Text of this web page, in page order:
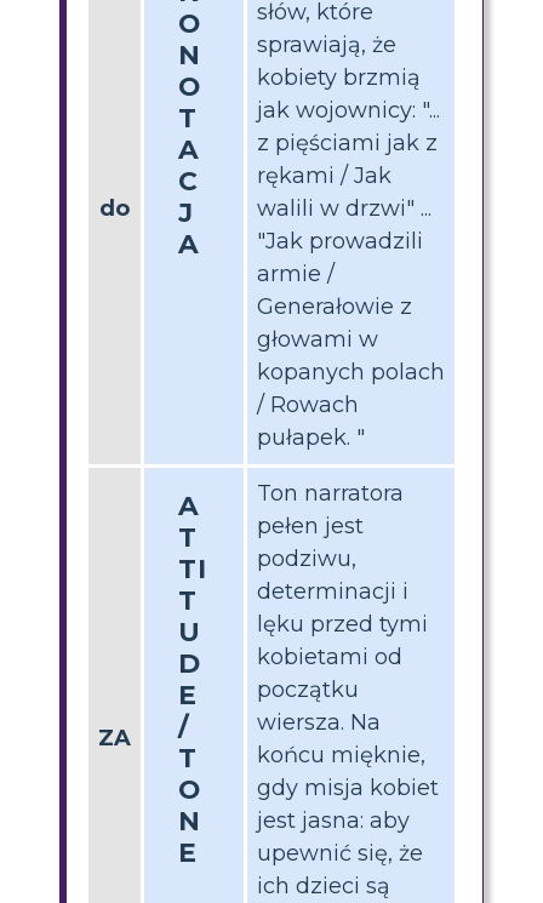
do
O
N
O
T
A
C
J
A
słów, które
sprawiają, że
kobiety brzmią
jak wojownicy: "...
z pięściami jak z
rękami / Jak
walili w drzwi" ...
"Jak prowadzili
armie /
Generałowie z
głowami w
kopanych polach
/ Rowach
pułapek. "
ZA
A
T
TI
T
U
D
E
/
T
O
N
E
Ton narratora
pełen jest
podziwu,
determinacji i
lęku przed tymi
kobietami od
początku
wiersza. Na
końcu mięknie,
gdy misja kobiet
jest jasna: aby
upewnić się, że
ich dzieci są